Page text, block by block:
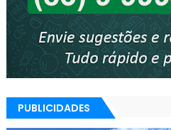
PUBLICIDADES